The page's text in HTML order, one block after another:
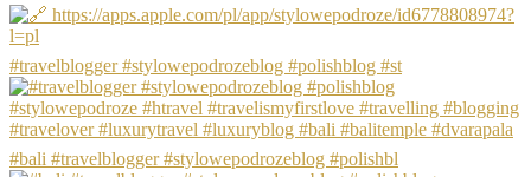
#travelblogger #stylowepodrozeblog #polishblog #st
#bali #travelblogger #stylowepodrozeblog #polishbl